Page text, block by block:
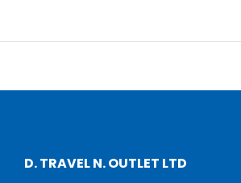
D. TRAVEL N. OUTLET LTD